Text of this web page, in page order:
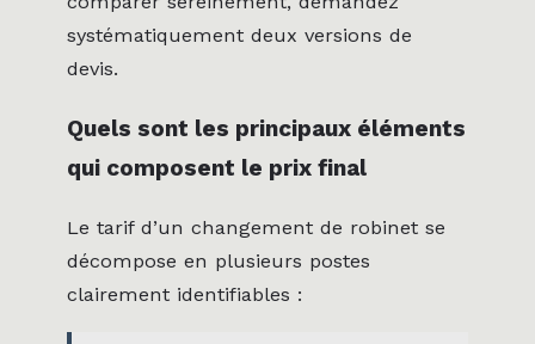
systématiquement deux versions de
devis.
Quels sont les principaux éléments
qui composent le prix final
Le tarif d’un changement de robinet se
décompose en plusieurs postes
clairement identifiables :